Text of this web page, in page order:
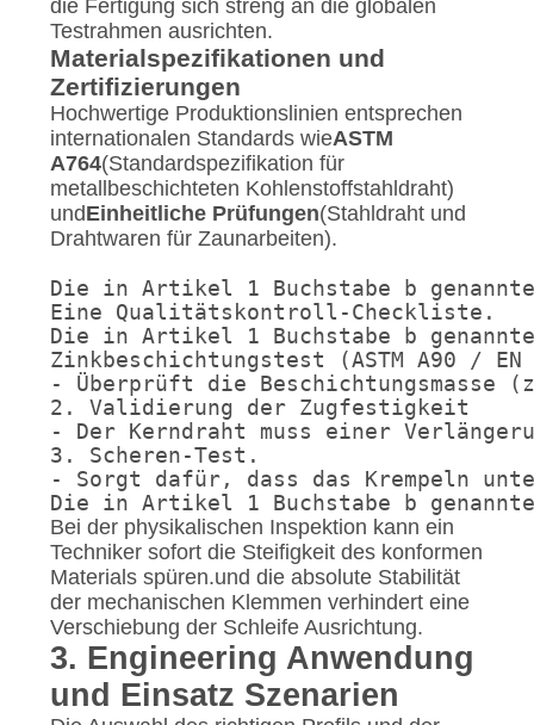
die Fertigung sich streng an die globalen
Testrahmen ausrichten.
Materialspezifikationen und
Zertifizierungen
Hochwertige Produktionslinien entsprechen
internationalen Standards wieASTM
A764(Standardspezifikation für
metallbeschichteten Kohlenstoffstahldraht)
undEinheitliche Prüfungen(Stahldraht und
Drahtwaren für Zaunarbeiten).
Die in Artikel 1 Buchstabe b
Eine Qualitätskontroll-Checkliste.
Die in Artikel 1 Buchstabe b
Zinkbeschichtungstest (ASTM A90 / EN
- Überprüft die
2. Validierung der Zugfestigkeit
- Der Kerndraht muss einer
3. Scheren-Test.
- Sorgt dafür, dass das Krempeln
Die in Artikel 1 Buchstabe b
Bei der physikalischen Inspektion kann ein
Techniker sofort die Steifigkeit des konformen
Materials spüren.und die absolute Stabilität
der mechanischen Klemmen verhindert eine
Verschiebung der Schleife Ausrichtung.
3. Engineering Anwendung
und Einsatz Szenarien